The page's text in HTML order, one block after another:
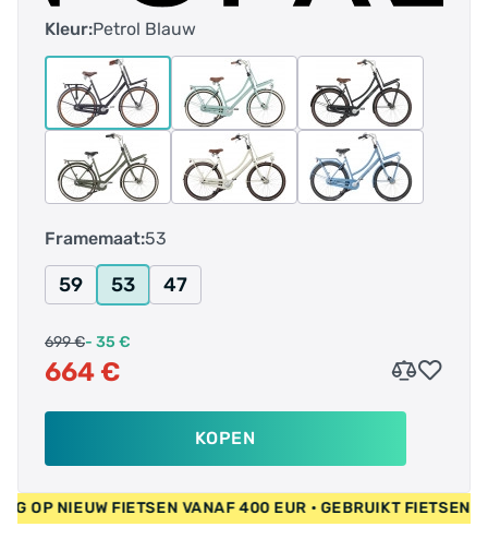
Kleur:Petrol Blauw
Framemaat:53
59 53 47
699 €- 35 €
664 €
KOPEN
NIEUW FIETSEN VANAF 400 EUR • GEBRUIKT FIETSEN 55